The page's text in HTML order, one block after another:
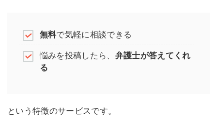
無料で気軽に相談できる
悩みを投稿したら、 弁護士が答えてくれ
る
という特徴のサービスです。